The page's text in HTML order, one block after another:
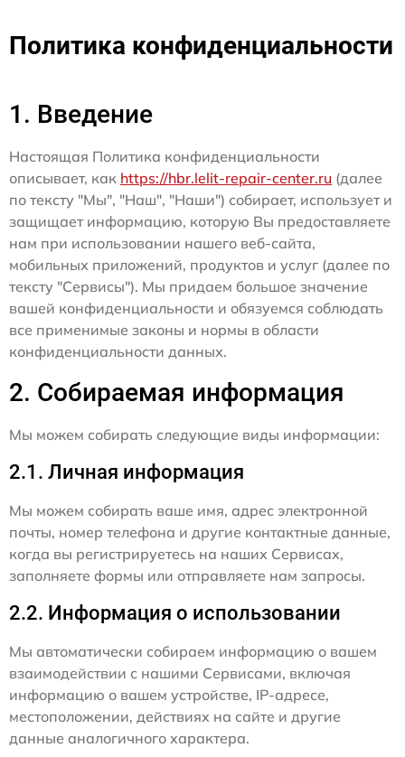
Политика конфиденциальности
1. Введение
Настоящая Политика конфиденциальности
описывает, как https://hbr.lelit-repair-center.ru (далее
по тексту "Мы", "Наш", "Наши") собирает, использует и
защищает информацию, которую Вы предоставляете
нам при использовании нашего веб-сайта,
мобильных приложений, продуктов и услуг (далее по
тексту "Сервисы"). Мы придаем большое значение
вашей конфиденциальности и обязуемся соблюдать
все применимые законы и нормы в области
конфиденциальности данных.
2. Собираемая информация
Мы можем собирать следующие виды информации:
2.1. Личная информация
Мы можем собирать ваше имя, адрес электронной
почты, номер телефона и другие контактные данные,
когда вы регистрируетесь на наших Сервисах,
заполняете формы или отправляете нам запросы.
2.2. Информация о использовании
Мы автоматически собираем информацию о вашем
взаимодействии с нашими Сервисами, включая
информацию о вашем устройстве, IP-адресе,
местоположении, действиях на сайте и другие
данные аналогичного характера.